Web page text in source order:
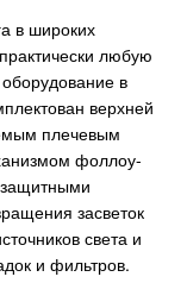
в широких
любую
в
верхней
плечевым
фоллоу-
засветок
света и
и фильтров.